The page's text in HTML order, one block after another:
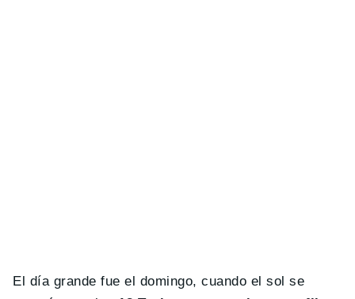
El día grande fue el domingo, cuando el sol se